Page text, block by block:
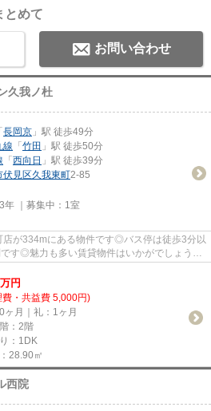
とめて
お問い合わせ
久我ノ杜
長岡京 」駅 徒歩49分
線 「 竹田 」駅 徒歩50分
「 西向日 」駅 徒歩39分
伏見区久我東町2-85
｜募集中： 1室
店が334mにある物件です◎バス停は徒歩3分以
す◎魅力も多い賃貸物件はいかがでしょうか
万円
費・共益費 5,000円)
ヶ月｜礼：1ヶ月
：2階
：1DK
28.90㎡
西院